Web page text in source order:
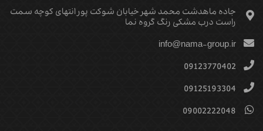
جاده ماهدشت محمد شهر خیابان شوکت پور انتهای کوچه سمت
راست درب مشکی رنگ گروه نما
info@nama-group.ir
09123770402
09125193304
09002222048